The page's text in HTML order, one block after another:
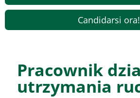
Offerte di lavoroCandidarsi ora!
Pracownik
utrzymania